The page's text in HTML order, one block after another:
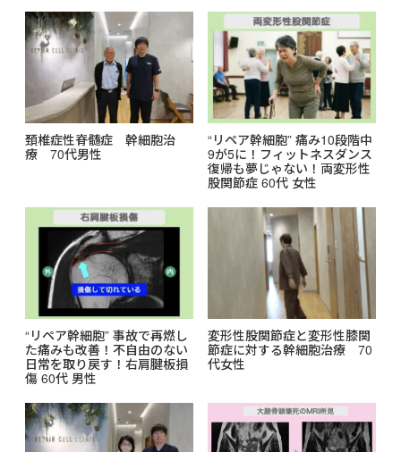
頚椎症性脊髄症 幹細胞治
療 70代男性
“リペア幹細胞” 痛み10段階中
9が5に！フィットネスダンス
復帰も夢じゃない！両変形性
股関節症 60代 女性
“リペア幹細胞” 事故で再燃し
た痛みも改善！不自由のない
日常を取り戻す！右肩腱板損
傷 60代 男性
変形性股関節症と変形性膝関
節症に対する幹細胞治療 70
代女性